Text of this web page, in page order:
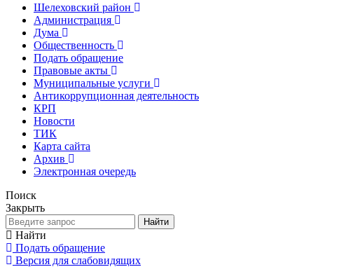
Шелеховский район
Администрация
Дума
Общественность
Подать обращение
Правовые акты
Муниципальные услуги
Антикоррупционная деятельность
КРП
Новости
ТИК
Карта сайта
Архив
Электронная очередь
Поиск
Закрыть
Найти
Найти
Подать обращение
Версия для слабовидящих